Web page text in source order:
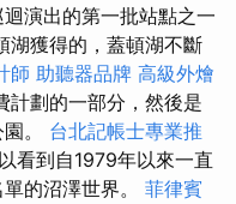
演出的第一批站點之一
湖獲得的，蓋頓湖不斷
師 助聽器品牌 高級外燴
計劃的一部分，然後是
。 台北記帳士專業推
看到自1979年以來一直
的沼澤世界。 菲律賓